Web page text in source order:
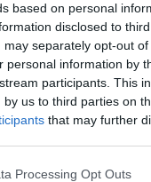
based on personal
disclosed to
may separately opt-out
personal information by
participants. This
by us to third parties on
that may further
website/app uses one
Processing Opt Outs
esigenza.
Beretta
prima volta itinerari